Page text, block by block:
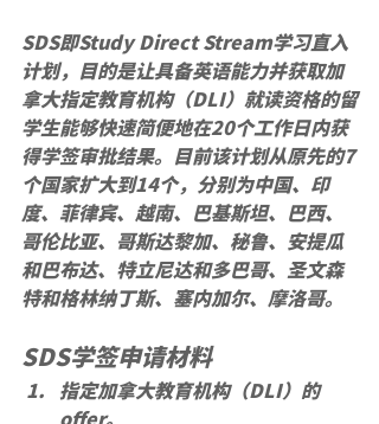
SDS即Study Direct Stream学习直入
计划，目的是让具备英语能力并获取加
拿大指定教育机构（DLI）就读资格的留
学生能够快速简便地在20个工作日内获
得学签审批结果。目前该计划从原先的7
个国家扩大到14个，分别为中国、印
度、菲律宾、越南、巴基斯坦、巴西、
哥伦比亚、哥斯达黎加、秘鲁、安提瓜
和巴布达、特立尼达和多巴哥、圣文森
特和格林纳丁斯、塞内加尔、摩洛哥。
SDS学签申请材料
指定加拿大教育机构（DLI）的
offer。